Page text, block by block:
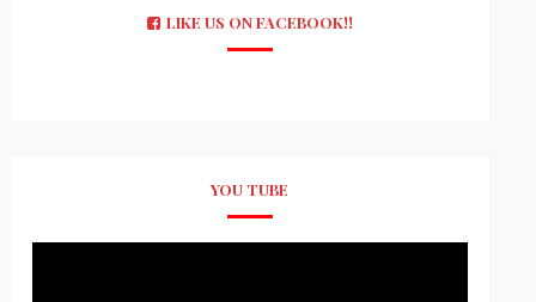
LIKE US ON FACEBOOK!!
YOU TUBE